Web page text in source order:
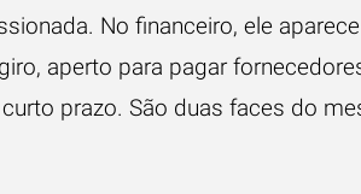
No financeiro, ele
aperto para pagar
prazo. São duas faces do